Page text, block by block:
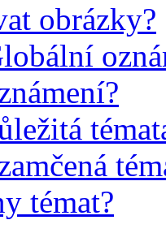
obrázky?
témat?